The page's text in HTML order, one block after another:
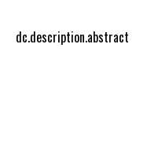
dc.description.abstract